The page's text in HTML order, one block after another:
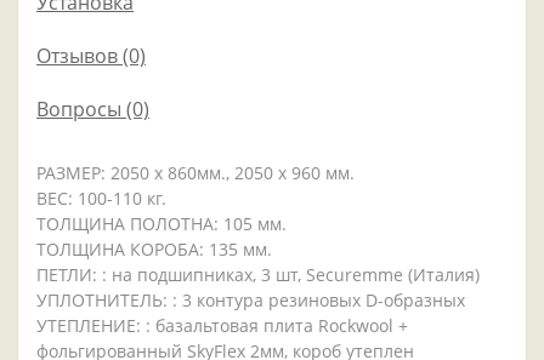
Отзывов (0)
Вопросы (0)
РАЗМЕР: 2050 x 860мм., 2050 x 960 мм.
ВЕС: 100-110 кг.
ТОЛЩИНА ПОЛОТНА: 105 мм.
ТОЛЩИНА КОРОБА: 135 мм.
ПЕТЛИ: : на подшипниках, 3 шт, Securemme (Италия)
УПЛОТНИТЕЛЬ: : 3 контура резиновых D-образных
УТЕПЛЕНИЕ: : базальтовая плита Rockwool +
фольгированный SkyFlex 2мм, короб утеплен